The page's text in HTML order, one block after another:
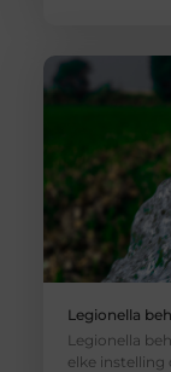
Legionella
Legionella
elke